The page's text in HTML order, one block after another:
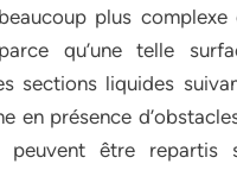
plus complexe
qu’une telle
sections liquides
en présence
peuvent être repartis